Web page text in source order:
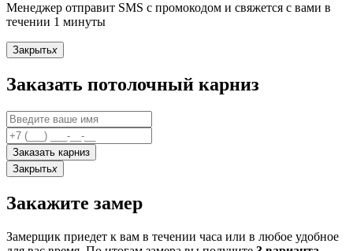
Менеджер отправит SMS с промокодом и свяжется с вами в
течении 1 минуты
Закрытьx
Заказать потолочный карниз
Заказать карниз
Закрытьx
Закажите замер
Замерщик приедет к вам в течении часа или в любое удобное